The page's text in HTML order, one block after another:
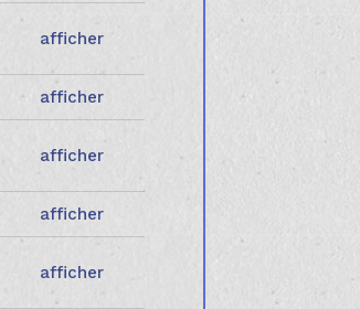
afficher
afficher
afficher
afficher
afficher